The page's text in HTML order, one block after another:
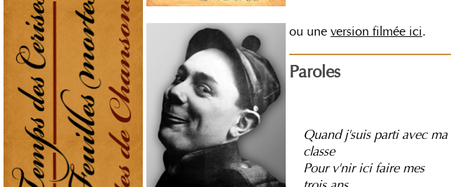
ou une version filmée ici.
Paroles
Quand j'suis parti avec ma
classe
Pour v'nir ici faire mes